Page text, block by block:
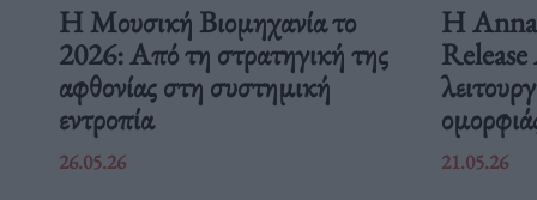
Η Μουσική Βιομηχανία το
2026: Από τη στρατηγική της
αφθονίας στη συστημική
εντροπία
26.05.26
Η Anna
21.05.26